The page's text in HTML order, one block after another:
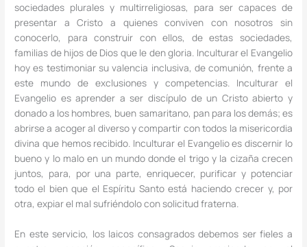
sociedades plurales y multirreligiosas, para ser capaces de
presentar a Cristo a quienes conviven con nosotros sin
conocerlo, para construir con ellos, de estas sociedades,
familias de hijos de Dios que le den gloria. Inculturar el Evangelio
hoy es testimoniar su valencia inclusiva, de comunión, frente a
este mundo de exclusiones y competencias. Inculturar el
Evangelio es aprender a ser discípulo de un Cristo abierto y
donado a los hombres, buen samaritano, pan para los demás; es
abrirse a acoger al diverso y compartir con todos la misericordia
divina que hemos recibido. Inculturar el Evangelio es discernir lo
bueno y lo malo en un mundo donde el trigo y la cizaña crecen
juntos, para, por una parte, enriquecer, purificar y potenciar
todo el bien que el Espíritu Santo está haciendo crecer y, por
otra, expiar el mal sufriéndolo con solicitud fraterna.
En este servicio, los laicos consagrados debemos ser fieles a